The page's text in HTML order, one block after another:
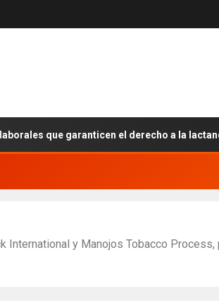
garanticen el derecho a la lactancia
y Manojos Tobacco Process,